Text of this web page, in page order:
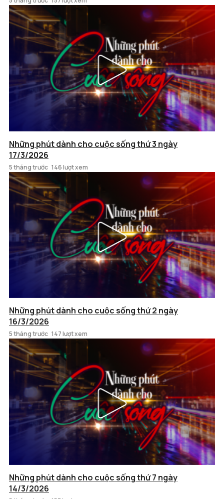
Những phút dành cho cuộc sống thứ 3 ngày
17/3/2026
5 tháng trước 146 lượt xem
Những phút dành cho cuộc sống thứ 2 ngày
16/3/2026
5 tháng trước 147 lượt xem
Những phút dành cho cuộc sống thứ 7 ngày
14/3/2026